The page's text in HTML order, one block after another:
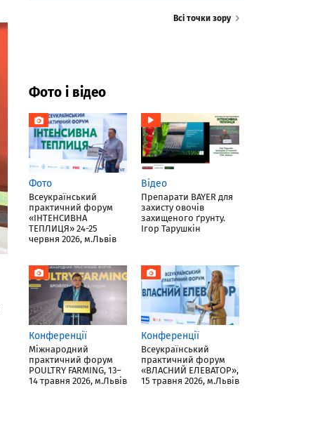
Всі точки зору
Фото і відео
Фото
Всеукраїнський
практичний форум
«ІНТЕНСИВНА
ТЕПЛИЦЯ» 24-25
червня 2026, м.Львів
Відео
Препарати BAYER для
захисту овочів
захищеного ґрунту.
Ігор Тарушкін
Конференції
Міжнародний
практичний форум
POULTRY FARMING, 13–
14 травня 2026, м.Львів
Конференції
Всеукраїнський
практичний форум
«ВЛАСНИЙ ЕЛЕВАТОР»,
15 травня 2026, м.Львів